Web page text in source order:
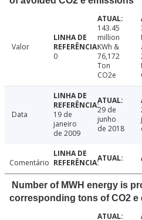
Valor
0
143.45
million
KWh &
76,172
Ton
CO2e
Data
19 de
janeiro
de 2009
29 de
junho
de 2018
Comentário
Number of MWH energy is
corresponding tons of CO2 e